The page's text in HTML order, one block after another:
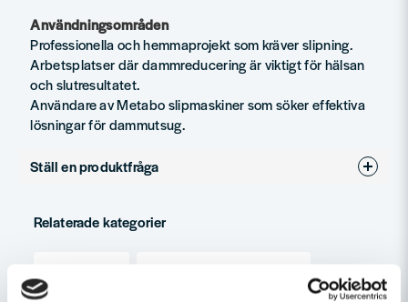
Användningsområden
Professionella och hemmaprojekt som kräver slipning.
Arbetsplatser där dammreducering är viktigt för hälsan
och slutresultatet.
Användare av Metabo slipmaskiner som söker effektiva
lösningar för dammutsug.
Ställ en produktfråga
Fråga oss något om denna produkten...
Relaterade kategorier